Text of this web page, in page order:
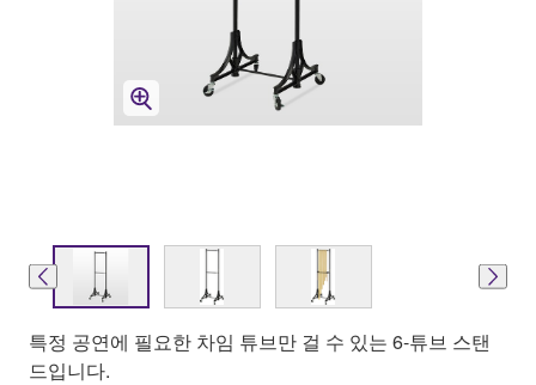
특정 공연에 필요한 차임 튜브만 걸 수 있는 6-튜브 스탠
드입니다.